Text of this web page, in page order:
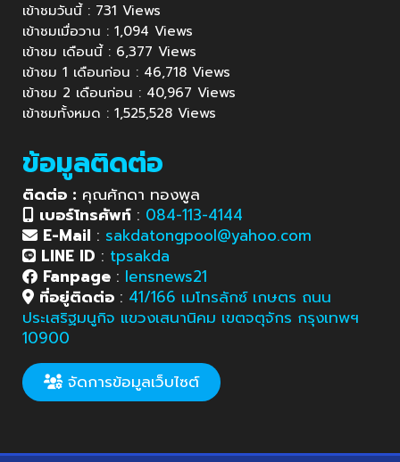
เข้าชมวันนี้ : 731 Views
เข้าชมเมื่อวาน : 1,094 Views
เข้าชม เดือนนี้ : 6,377 Views
เข้าชม 1 เดือนก่อน : 46,718 Views
เข้าชม 2 เดือนก่อน : 40,967 Views
เข้าชมทั้งหมด : 1,525,528 Views
ข้อมูลติดต่อ
ติดต่อ : คุณศักดา ทองพูล
เบอร์โทรศัพท์ : 084-113-4144
E-Mail : sakdatongpool@yahoo.com
LINE ID : tpsakda
Fanpage : lensnews21
ที่อยู่ติดต่อ : 41/166 เมโทรลักซ์ เกษตร ถนน
ประเสริฐมนูกิจ แขวงเสนานิคม เขตจตุจักร กรุงเทพฯ
10900
จัดการข้อมูลเว็บไซต์